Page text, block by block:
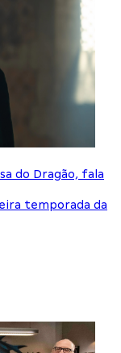
do Dragão, fala
temporada da